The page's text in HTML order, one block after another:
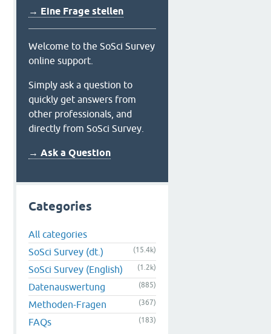
→ Eine Frage stellen
Welcome to the SoSci Survey
online support.
Simply ask a question to
quickly get answers from
other professionals, and
directly from SoSci Survey.
→ Ask a Question
Categories
All categories
SoSci Survey (dt.)
(15.4k)
SoSci Survey (English) (1.2k)
Datenauswertung (885)
Methoden-Fragen (367)
FAQs (183)